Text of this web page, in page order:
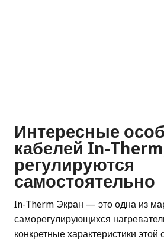
Интересные
кабелей In-
регулируются
самостоятельно
In-Therm Экран — это одна из
саморегулирующихся
конкретные характеристики этой